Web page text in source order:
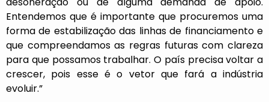
Entendemos que é importante que procuremos uma
forma de estabilização das linhas de financiamento e
que compreendamos as regras futuras com clareza
para que possamos trabalhar. O país precisa voltar a
crescer, pois esse é o vetor que fará a indústria
evoluir.”